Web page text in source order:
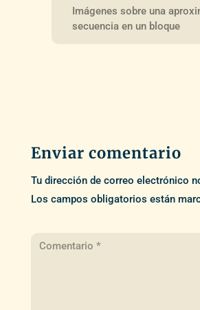
Imágenes sobre una
secuencia en un bloque
Enviar comentario
Tu dirección de correo electrónico
Los campos obligatorios están